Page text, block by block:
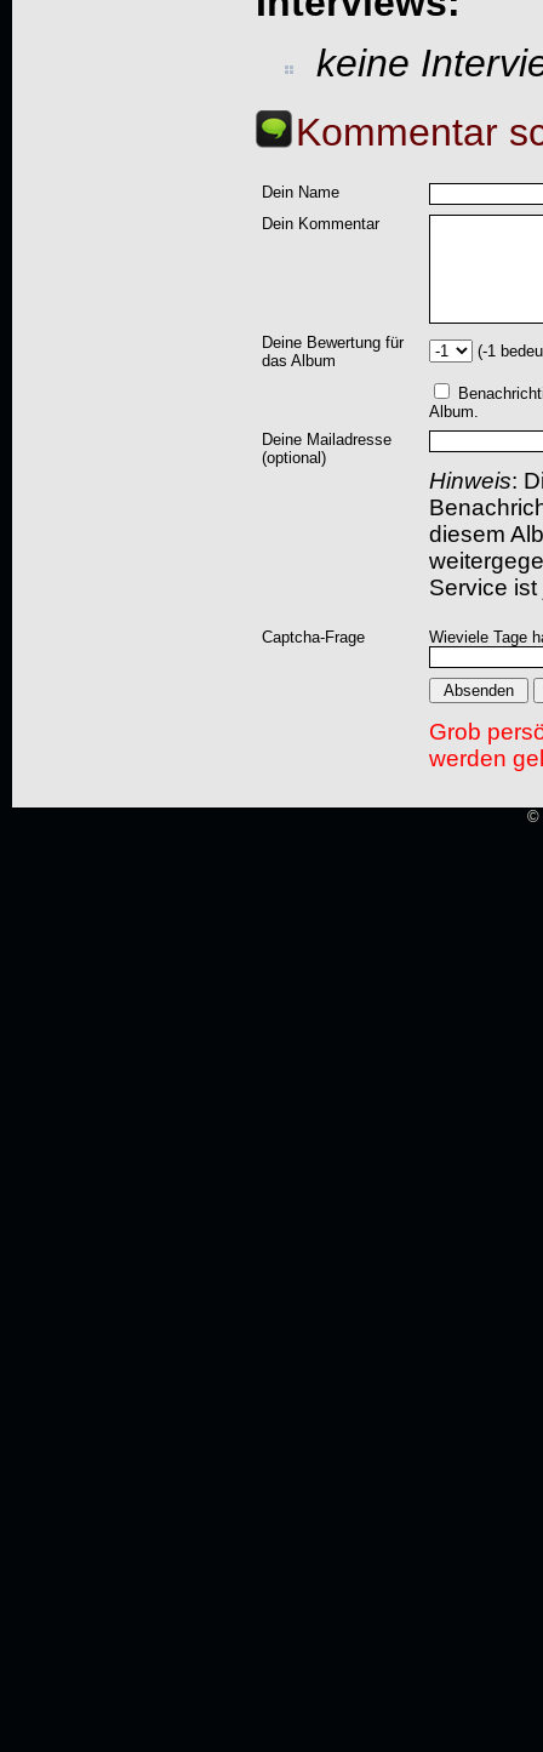
keine
Kommentar
Dein Name
Dein Kommentar
Deine Bewertung für
das Album
(-1
Album.
Deine Mailadresse
(optional)
Hinweis:
diesem
Service
Captcha-Frage Wieviele Tage
Grob
werden
©